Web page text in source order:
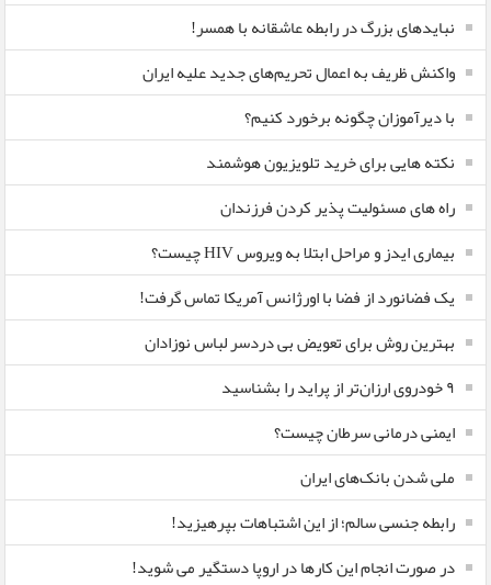
نبایدهای بزرگ در رابطه عاشقانه با همسر!
واکنش ظریف به اعمال تحریم‌های جدید علیه ایران
با دیرآموزان چگونه برخورد کنیم؟
نکته هایی برای خرید تلویزیون هوشمند
راه های مسئولیت پذیر کردن فرزندان
بیماری ایدز و مراحل ابتلا به ویروس HIV چیست؟
یک فضانورد از فضا با اورژانس آمریکا تماس گرفت!
بهترین روش برای تعویض بی دردسر لباس نوزادان
٩ خودروی ارزان‌تر از پراید را بشناسید
ایمنی درمانی سرطان چیست؟
ملی شدن بانک‌های ایران
رابطه جنسی سالم؛ از این اشتباهات بپرهیزید!
در صورت انجام این کارها در اروپا دستگیر می شوید!